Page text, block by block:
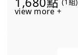
view more +